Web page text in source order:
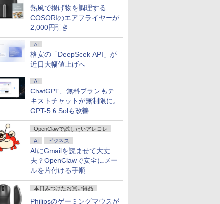
熱風で揚げ物を調理する
COSORIのエアフライヤーが
2,000円引き
AI
格安の「DeepSeek API」が
近日大幅値上げへ
AI
ChatGPT、無料プランもテ
キストチャットが無制限に。
GPT-5.6 Solも改善
OpenClawで試したいアレコレ
AI ビジネス
AIにGmailを読ませて大丈
夫？OpenClawで安全にメー
ルを片付ける手順
本日みつけたお買い得品
Philipsのゲーミングマウスが